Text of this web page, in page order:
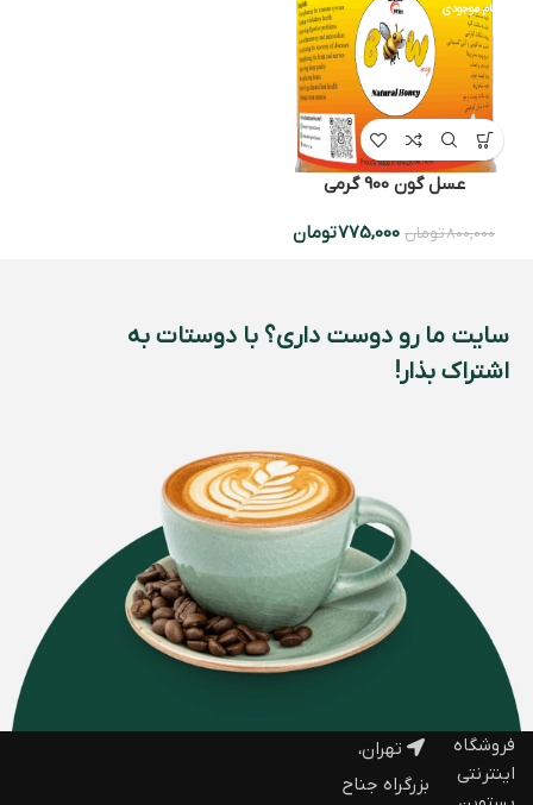
اتمام موجودی
عسل گون 900 گرمی
800,000تومان 775,000تومان
سایت ما رو دوست داری؟ با دوستات به
اشتراک بذار!
فروشگاه
اینترنتی
تهران،
بزرگراه جناح